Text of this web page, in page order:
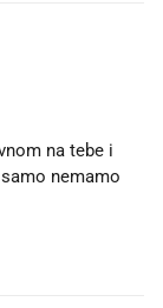
na tebe i
nemamo